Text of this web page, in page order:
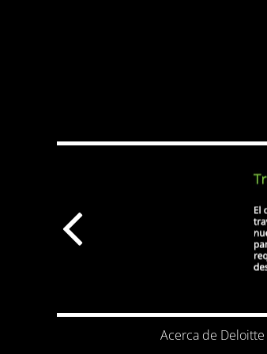
Acerca de Deloitte